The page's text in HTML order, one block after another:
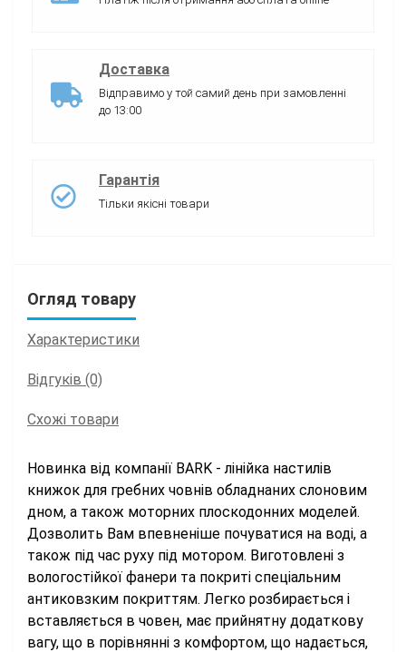
Доставка
Відправимо у той самий день при замовленні
до 13:00
Гарантія
Тільки якісні товари
Огляд товару
Характеристики
Відгуків (0)
Схожі товари
Новинка від компанії BARK - лінійка настилів
книжок для гребних човнів обладнаних слоновим
дном, а також моторних плоскодонних моделей.
Дозволить Вам впевненіше почуватися на воді, а
також під час руху під мотором. Виготовлені з
вологостійкої фанери та покриті спеціальним
антиковзким покриттям. Легко розбирається і
вставляється в човен, має прийнятну додаткову
вагу, що в порівнянні з комфортом, що надається,